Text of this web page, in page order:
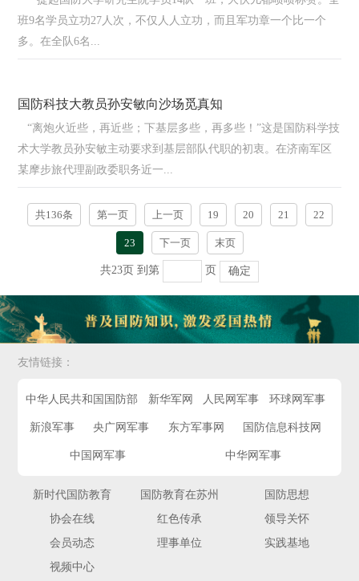
班9名学员立功27人次，不仅人人立功，而且军功章一个比一个
多。在全队6名...
国防科技大教员孙安敏向沙场觅真知
“离炮火近些，再近些；下基层多些，再多些！”这是国防科学技
术大学教员孙安敏主动要求到基层部队代职的初衷。在济南军区
某摩步旅代理副政委职务近一...
共136条 第一页 上一页 19 20 21 22
23 下一页 末页
共23页 到第 页 确定
友情链接：
中华人民共和国国防部 新华军网 人民网军事 环球网军事
新浪军事 央广网军事 东方军事网 国防信息科技网
中国网军事 中华网军事
新时代国防教育 国防教育在苏州
国防思想
协会在线
红色传承
领导关怀
会员动态
理事单位
实践基地
视频中心